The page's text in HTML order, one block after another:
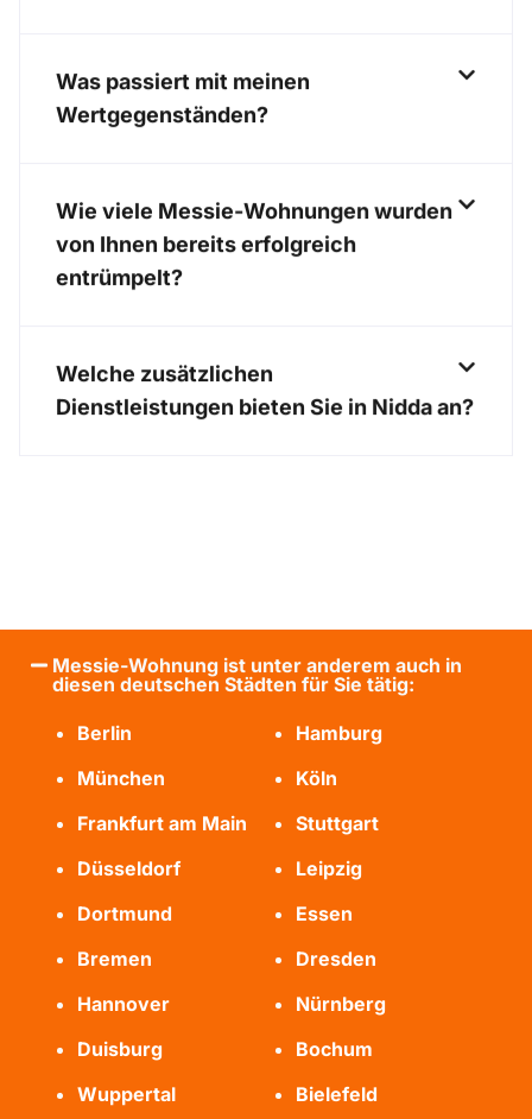
Was passiert mit meinen
Wertgegenständen?
Wie viele Messie-Wohnungen wurden
von Ihnen bereits erfolgreich
entrümpelt?
Welche zusätzlichen
Dienstleistungen bieten Sie in Nidda an?
Messie-Wohnung ist unter anderem auch in
diesen deutschen Städten für Sie tätig:
Berlin
Hamburg
München
Köln
Frankfurt am Main
Stuttgart
Düsseldorf
Leipzig
Dortmund
Essen
Bremen
Dresden
Hannover
Nürnberg
Duisburg
Bochum
Wuppertal
Bielefeld